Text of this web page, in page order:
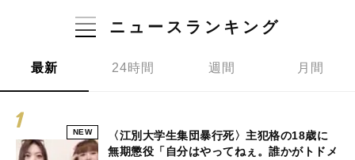
ニュースランキング
最新 24時間 週間 月間
NEW
〈江別大学生集団暴行死〉主犯格の18歳に
無期懲役「自分はやってねぇ。誰かがトドメ